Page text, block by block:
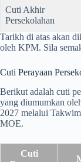
Cuti Akhir
Persekolahan
Tarikh di atas akan
oleh KPM. Sila
Cuti Perayaan
Berikut adalah cuti
yang diumumkan
2027 melalui
MOE.
Cuti